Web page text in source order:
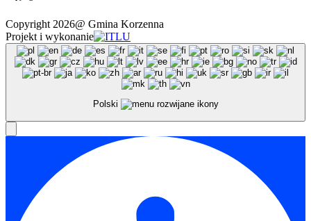
Copyright 2026@ Gmina Korzenna
Projekt i wykonanie
Polski